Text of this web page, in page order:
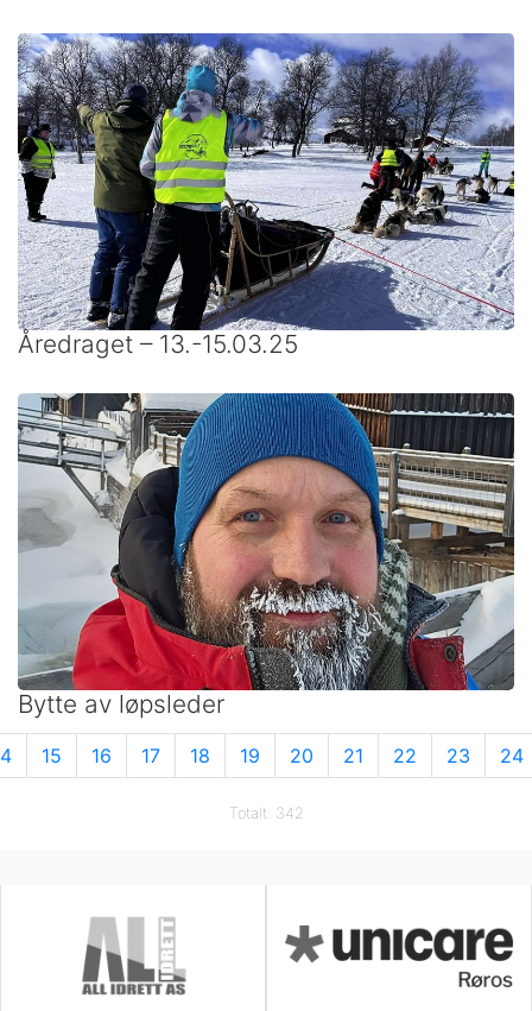
Åredraget – 13.-15.03.25
Bytte av løpsleder
15 16 17 18 19 20 21 22 23 24
Totalt: 342